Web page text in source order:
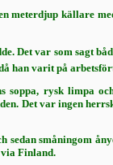
meterdjup källare
Det var som
han varit på
soppa, rysk lim­pa
Det var ingen
småningom
Finland.